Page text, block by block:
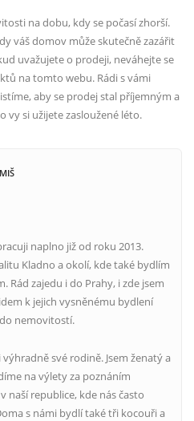
na dobu, kdy se počasí zhorší.
váš domov může skutečně zazářit
uvažujete o prodeji, neváhejte se
na tomto webu. Rádi s vámi
aby se prodej stal příjemným a
vy si užijete zasloužené léto.
naplno již od roku 2013.
Kladno a okolí, kde také bydlím
Rád zajedu i do Prahy, i zde jsem
k jejich vysněnému bydlení
nemovitostí.
své rodině. Jsem ženatý a
na výlety za poznáním
naší republice, kde nás často
s námi bydlí také tři kocouři a